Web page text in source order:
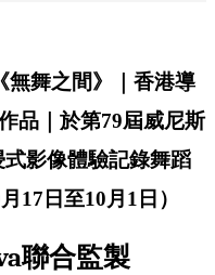
無舞之間》｜香港導
品｜於第79屆威尼斯
影像體驗記錄舞蹈
17日至10月1日）
聯合監製